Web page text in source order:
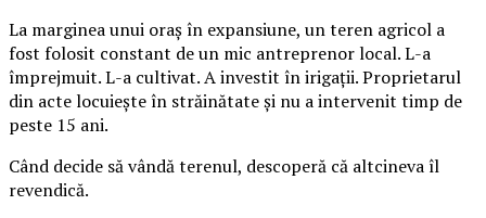
La marginea unui oraș în expansiune, un teren agricol a
fost folosit constant de un mic antreprenor local. L-a
împrejmuit. L-a cultivat. A investit în irigații. Proprietarul
din acte locuiește în străinătate și nu a intervenit timp de
peste 15 ani.
Când decide să vândă terenul, descoperă că altcineva îl
revendică.